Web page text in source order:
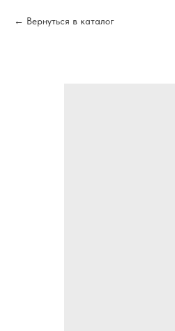
Вернуться в каталог